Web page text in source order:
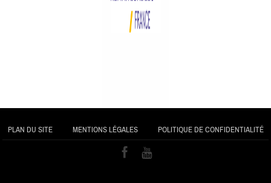
PLAN DU SITE MENTIONS LÉGALES POLITIQUE DE CONFIDENTIALITÉ